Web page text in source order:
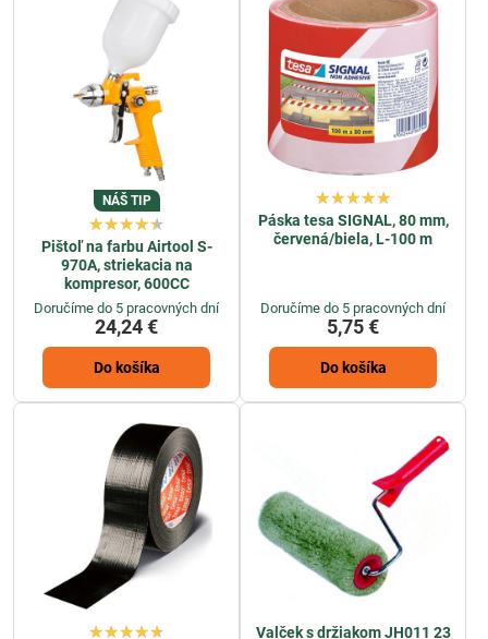
NÁŠ TIP
Pištoľ na farbu Airtool S-
970A, striekacia na
kompresor, 600CC
Doručíme do 5 pracovných dní
24,24 €
Do košíka
Páska tesa SIGNAL, 80 mm,
červená/biela, L-100 m
Doručíme do 5 pracovných dní
5,75 €
Do košíka
Valček s držiakom JH011 23